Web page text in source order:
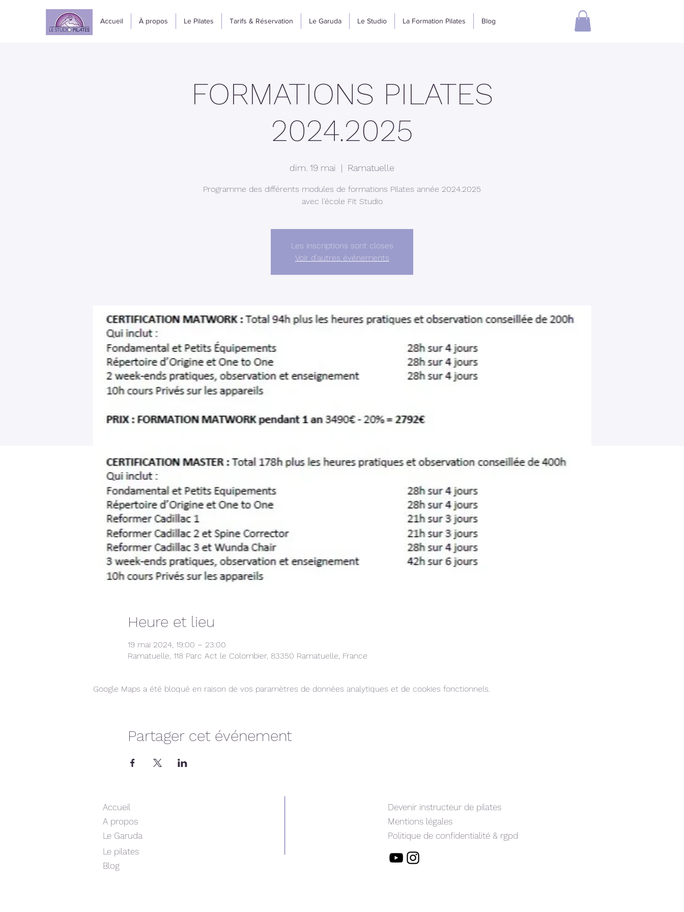
Accueil À propos Le Pilates Tarifs & Réservation Le Garuda Le Studio La Formation Pilates Blog
FORMATIONS PILATES
2024.2025
dim. 19 mai
  |
Ramatuelle
Programme des différents modules de formations Pilates année 2024.2025
avec l'école Fit Studio
Les inscriptions sont closes
Voir d'autres événements
Heure et lieu
19 mai 2024, 19:00 – 23:00
Ramatuelle, 118 Parc Act le Colombier, 83350 Ramatuelle, France
Google Maps a été bloqué en raison de vos paramètres de données analytiques et de cookies fonctionnels.
Partager cet événement
Accueil
A propos
Le Garuda
Le pilates
Blog
Devenir instructeur de pilates
Mentions légales
Politique de confidentialité & rgpd